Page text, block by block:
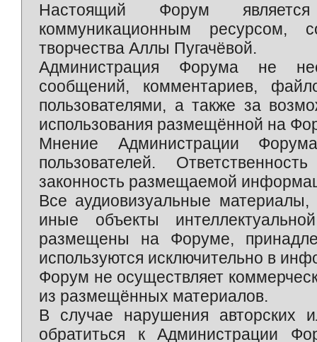
Настоящий Форум является
коммуникационным ресурсом,
творчества Аллы Пугачёвой.
Администрация Форума не
сообщений, комментариев,
пользователями, а также за
использования размещённой на
Мнение Администрации
пользователей.
законность размещаемой
Все аудиовизуальные
иные объекты
размещены на Форуме,
используются исключительно в
Форум не осуществляет
из размещённых материалов.
В случае нарушения авторских
обратиться к Администрации